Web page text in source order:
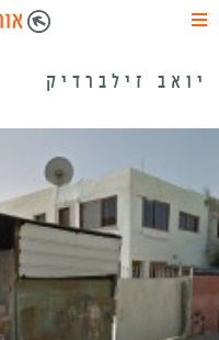
יואב זילברדיק